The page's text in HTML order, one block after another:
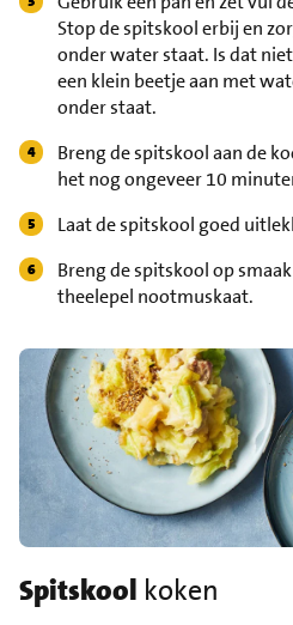
Stop de spitskool erbij en
onder water staat. Is dat
een klein beetje aan met
onder staat.
Breng de spitskool aan de
het nog ongeveer 10
Laat de spitskool goed
Breng de spitskool op
theelepel nootmuskaat.
Spitskool koken